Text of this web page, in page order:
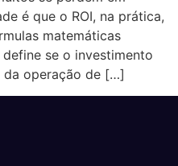
é que o ROI, na prática,
matemáticas
se o investimento
da operação de […]